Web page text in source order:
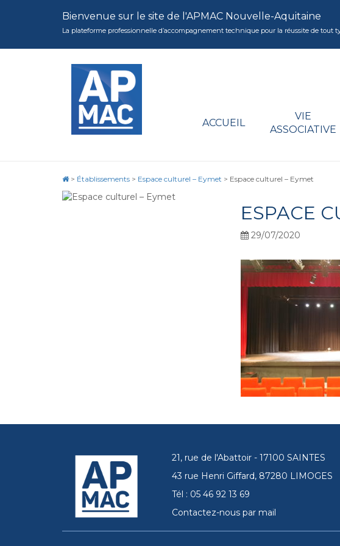
Bienvenue sur le site de l'APMAC Nouvelle-Aquitaine
La plateforme professionnelle d’accompagnement technique pour la réussite de tout
ACCUEIL
VIE
ASSOCIATIVE
> Établissements > Espace culturel – Eymet > Espace culturel – Eymet
ESPACE
29/07/2020
21, rue de l'Abattoir - 17100 SAINTES
43 rue Henri Giffard, 87280 LIMOGES
Tél : 05 46 92 13 69
Contactez-nous par mail